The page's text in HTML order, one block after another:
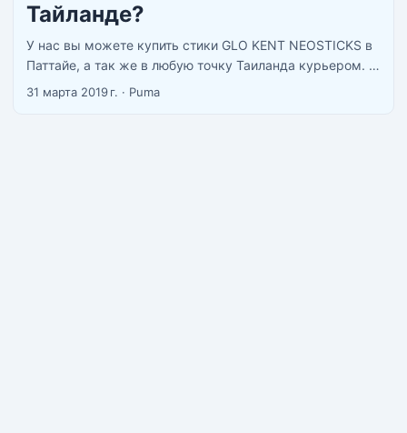
Тайланде?
У нас вы можете купить стики GLO KENT NEOSTICKS в
Паттайе, а так же в любую точку Таиланда курьером.
Доступны вкусы Классический табак Цитрик микс
31 марта 2019 г. · Puma